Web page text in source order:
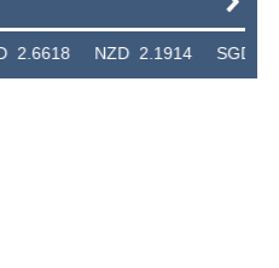
NZD 2.1914 SGD